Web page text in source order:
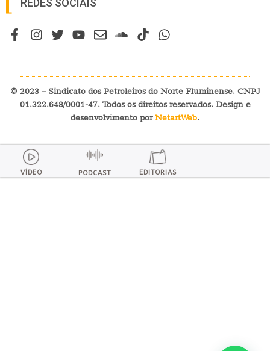
REDES SOCIAIS
© 2023 – Sindicato dos Petroleiros do Norte Fluminense. CNPJ
01.322.648/0001-47. Todos os direitos reservados. Design e
desenvolvimento porNetartWeb.
VÍDEO PODCAST EDITORIAS